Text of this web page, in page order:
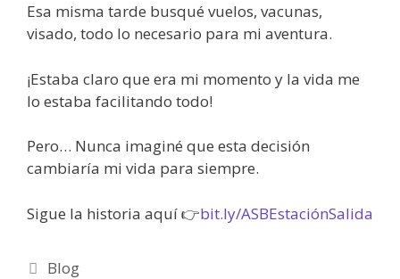
Esa misma tarde busqué vuelos, vacunas,
visado, todo lo necesario para mi aventura.
¡Estaba claro que era mi momento y la vida me
lo estaba facilitando todo!
Pero… Nunca imaginé que esta decisión
cambiaría mi vida para siempre.
Sigue la historia aquí 👉bit.ly/ASBEstaciónSalida
Blog